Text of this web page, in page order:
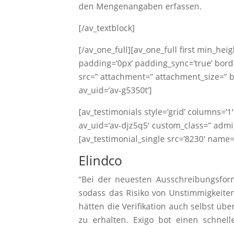
den Mengenangaben erfassen.
[/av_textblock]
[/av_one_full][av_one_full first
padding=’0px’ padding_sync=’true’
src=” attachment=” attachment_size=”
av_uid=’av-g5350t’]
[av_testimonials style=’grid’
av_uid=’av-djz5q5′ custom_class=”
[av_testimonial_single src=’8230′
Elindco
“Bei der neuesten
sodass das Risiko von
hätten die Verifikation auch selbst
zu erhalten. Exigo bot einen